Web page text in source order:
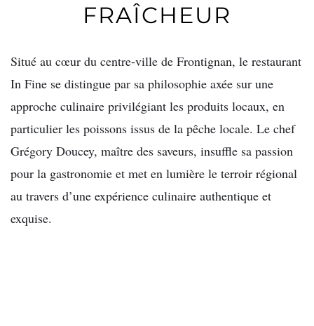
FRAÎCHEUR
Situé au cœur du centre-ville de Frontignan, le restaurant
In Fine se distingue par sa philosophie axée sur une
approche culinaire privilégiant les produits locaux, en
particulier les poissons issus de la pêche locale. Le chef
Grégory Doucey, maître des saveurs, insuffle sa passion
pour la gastronomie et met en lumière le terroir régional
au travers d’une expérience culinaire authentique et
exquise.